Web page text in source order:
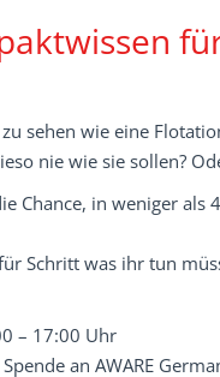
sehen wie eine
nie wie sie sollen?
Chance, in weniger
Schritt was ihr tun
– 17:00 Uhr
an AWARE